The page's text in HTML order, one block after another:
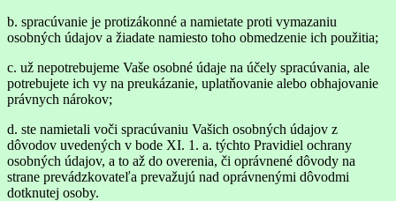
b. spracúvanie je protizákonné a namietate proti vymazaniu
osobných údajov a žiadate namiesto toho obmedzenie ich použitia;
c. už nepotrebujeme Vaše osobné údaje na účely spracúvania, ale
potrebujete ich vy na preukázanie, uplatňovanie alebo obhajovanie
právnych nárokov;
d. ste namietali voči spracúvaniu Vašich osobných údajov z
dôvodov uvedených v bode XI. 1. a. týchto Pravidiel ochrany
osobných údajov, a to až do overenia, či oprávnené dôvody na
strane prevádzkovateľa prevažujú nad oprávnenými dôvodmi
dotknutej osoby.